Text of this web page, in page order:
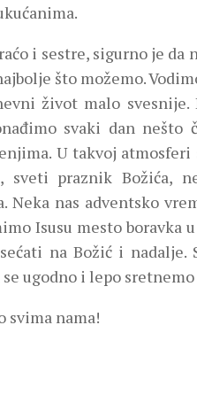
i sestre, sigurno je
što možemo.
život malo
svaki dan nešto
U takvoj
sveti praznik Božića,
Neka nas adventsko
Isusu mesto boravka
na Božić i
se ugodno i lepo
svima nama!